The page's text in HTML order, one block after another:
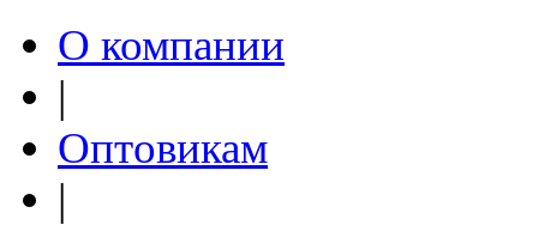
О компании
|
Оптовикам
|